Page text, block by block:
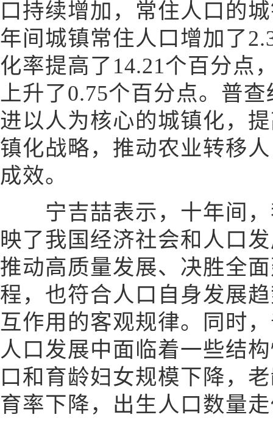
口持续增加，常住人口的
年间城镇常住人口增加了
化率提高了14.21个百分点
上升了0.75个百分点。普
进以人为核心的城镇化，
镇化战略，推动农业转移
成效。
宁吉喆表示，十年间，
映了我国经济社会和人口
推动高质量发展、决胜全
程，也符合人口自身发展
互作用的客观规律。同时
人口发展中面临着一些结
口和育龄妇女规模下降，
育率下降，出生人口数量